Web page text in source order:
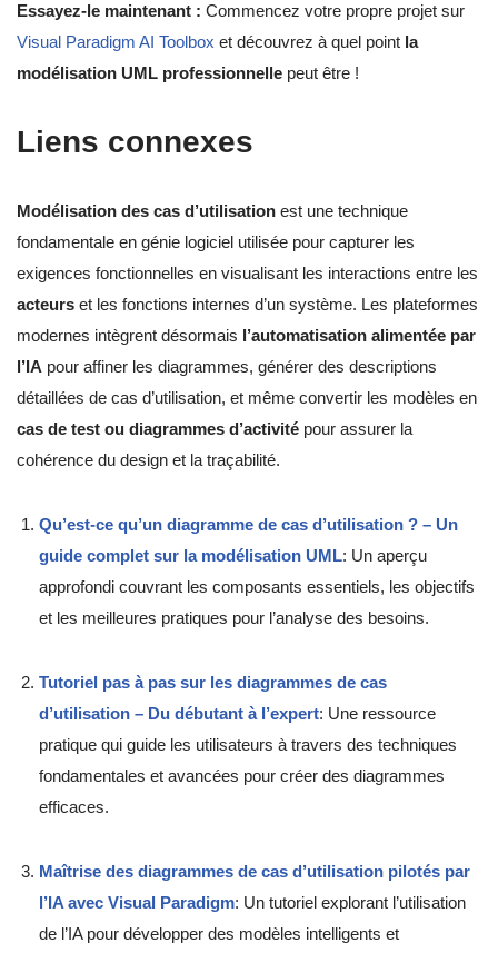
Essayez-le maintenant : Commencez votre propre projet sur
Visual Paradigm AI Toolbox et découvrez à quel point la
modélisation UML professionnelle peut être !
Liens connexes
Modélisation des cas d’utilisation est une technique
fondamentale en génie logiciel utilisée pour capturer les
exigences fonctionnelles en visualisant les interactions entre les
acteurs et les fonctions internes d’un système. Les plateformes
modernes intègrent désormais l’automatisation alimentée par
l’IA pour affiner les diagrammes, générer des descriptions
détaillées de cas d’utilisation, et même convertir les modèles en
cas de test ou diagrammes d’activité pour assurer la
cohérence du design et la traçabilité.
Qu’est-ce qu’un diagramme de cas d’utilisation ? – Un
guide complet sur la modélisation UML: Un aperçu
approfondi couvrant les composants essentiels, les objectifs
et les meilleures pratiques pour l’analyse des besoins.
Tutoriel pas à pas sur les diagrammes de cas
d’utilisation – Du débutant à l’expert: Une ressource
pratique qui guide les utilisateurs à travers des techniques
fondamentales et avancées pour créer des diagrammes
efficaces.
Maîtrise des diagrammes de cas d’utilisation pilotés par
l’IA avec Visual Paradigm: Un tutoriel explorant l’utilisation
de l’IA pour développer des modèles intelligents et